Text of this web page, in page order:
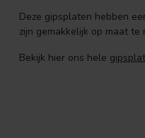
Deze gipsplaten hebben
zijn gemakkelijk op maat
Bekijk hier ons hele